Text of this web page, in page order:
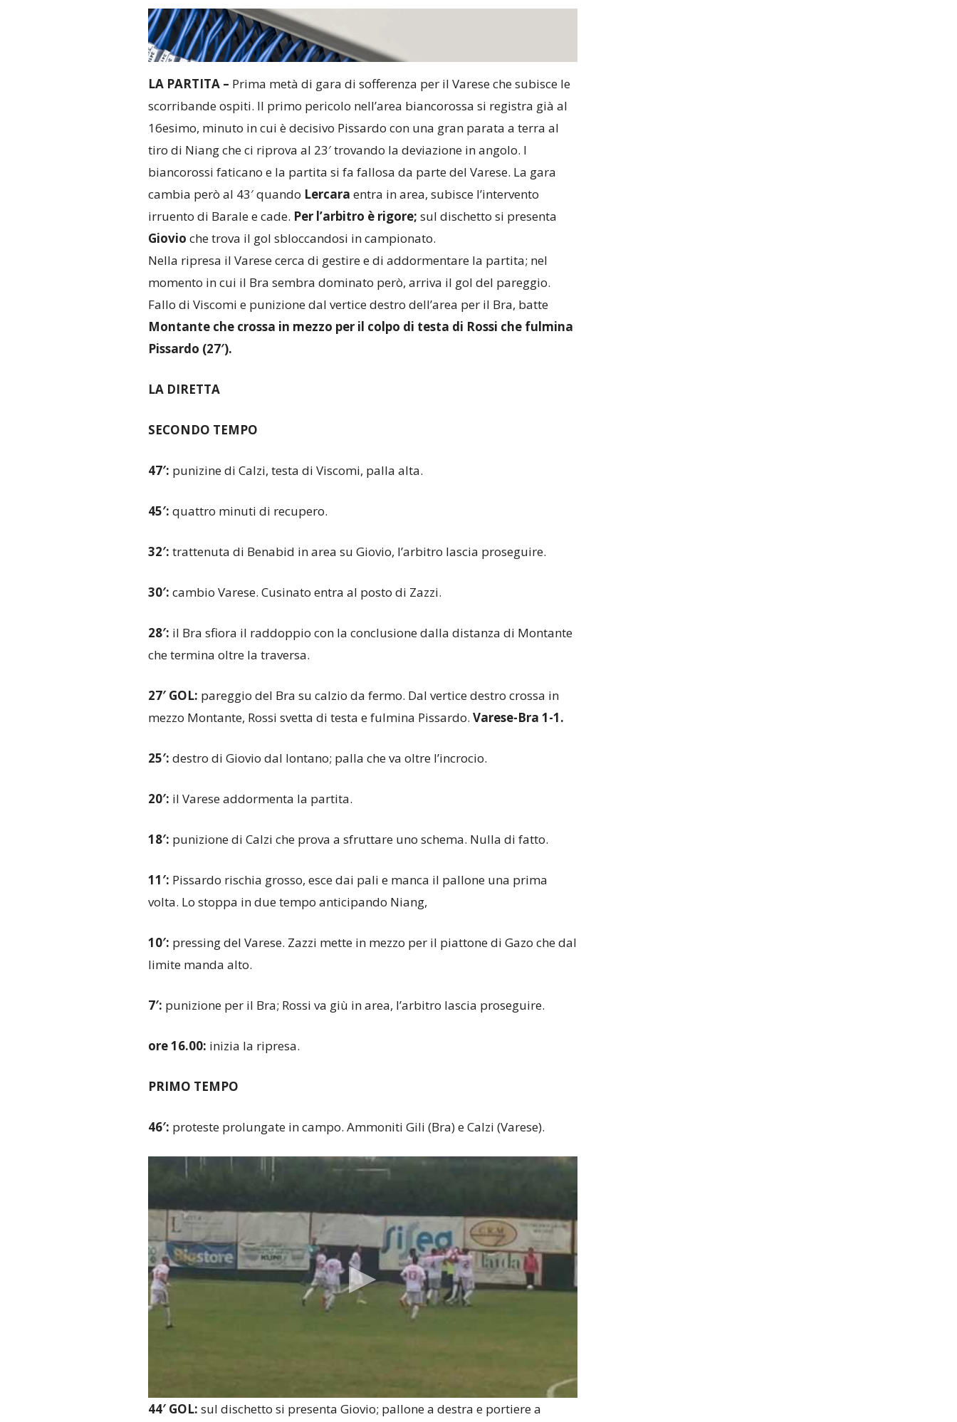
LA PARTITA – Prima metà di gara di sofferenza per il Varese che subisce le
scorribande ospiti. Il primo pericolo nell’area biancorossa si registra già al
16esimo, minuto in cui è decisivo Pissardo con una gran parata a terra al
tiro di Niang che ci riprova al 23′ trovando la deviazione in angolo. I
biancorossi faticano e la partita si fa fallosa da parte del Varese. La gara
cambia però al 43′ quando Lercara entra in area, subisce l’intervento
irruento di Barale e cade. Per l’arbitro è rigore; sul dischetto si presenta
Giovio che trova il gol sbloccandosi in campionato.
Nella ripresa il Varese cerca di gestire e di addormentare la partita; nel
momento in cui il Bra sembra dominato però, arriva il gol del pareggio.
Fallo di Viscomi e punizione dal vertice destro dell’area per il Bra, batte
Montante che crossa in mezzo per il colpo di testa di Rossi che fulmina
Pissardo (27′).
LA DIRETTA
SECONDO TEMPO
47′: punizine di Calzi, testa di Viscomi, palla alta.
45′: quattro minuti di recupero.
32′: trattenuta di Benabid in area su Giovio, l’arbitro lascia proseguire.
30′: cambio Varese. Cusinato entra al posto di Zazzi.
28′: il Bra sfiora il raddoppio con la conclusione dalla distanza di Montante
che termina oltre la traversa.
27′ GOL: pareggio del Bra su calzio da fermo. Dal vertice destro crossa in
mezzo Montante, Rossi svetta di testa e fulmina Pissardo. Varese-Bra 1-1.
25′: destro di Giovio dal lontano; palla che va oltre l’incrocio.
20′: il Varese addormenta la partita.
18′: punizione di Calzi che prova a sfruttare uno schema. Nulla di fatto.
11′: Pissardo rischia grosso, esce dai pali e manca il pallone una prima
volta. Lo stoppa in due tempo anticipando Niang,
10′: pressing del Varese. Zazzi mette in mezzo per il piattone di Gazo che dal
limite manda alto.
7′: punizione per il Bra; Rossi va giù in area, l’arbitro lascia proseguire.
ore 16.00: inizia la ripresa.
PRIMO TEMPO
46′: proteste prolungate in campo. Ammoniti Gili (Bra) e Calzi (Varese).
44′ GOL: sul dischetto si presenta Giovio; pallone a destra e portiere a